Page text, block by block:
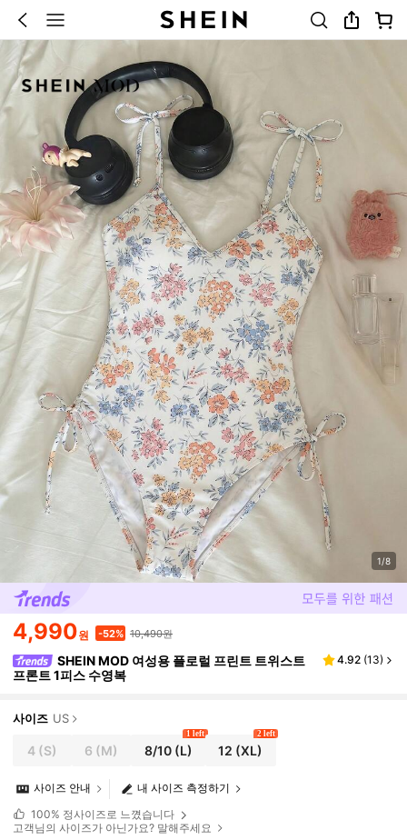
1/8
4,990원 -52% 10,490원
SHEIN MOD 여성용 플로럴 프린트 트위스트
프론트 1피스 수영복
4.92 (13)
사이즈 US
4 (S) 6 (M) 8/10(L)
1 left
12 (XL)
2 left
내 사이즈 측정하기
사이즈 안내
100% 정사이즈로 느꼈습니다
고객님의 사이즈가 아닌가요? 말해주세요